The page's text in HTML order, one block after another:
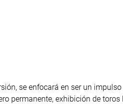
se enfocará en ser un
permanente, exhibición de